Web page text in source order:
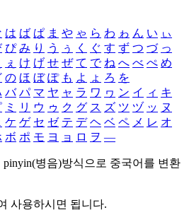
は ば ぱ ま や ゃ ら わ ゎ ん い ぃ
ぴ み り う ぅ く ぐ す ず つ づ っ
ぇ け げ せ ぜ て で ね へ べ ぺ め
の ほ ぼ ぽ も よ ょ ろ を
バ パ マ ヤ ャ ラ ワ ヮ ン イ ィ キ
ミ リ ウ ゥ ク グ ス ズ ツ ヅ ッ ヌ
ケ ゲ セ ゼ テ デ ヘ ベ ペ メ レ オ
ボ ポ モ ヨ ョ ロ ヲ ―
pinyin(병음)방식으로 중국어를 변환
사용하시면 됩니다.